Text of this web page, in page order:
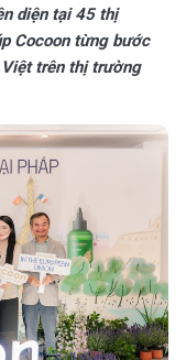
diện tại 45 thị
Cocoon từng bước
trên thị trường